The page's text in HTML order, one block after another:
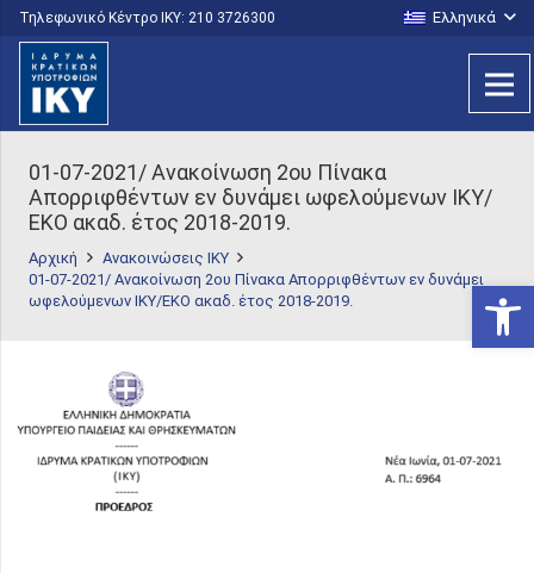
Τηλεφωνικό Κέντρο IKY: 210 3726300 Ελληνικά
01-07-2021/ Ανακοίνωση 2oυ Πίνακα
Απορριφθέντων εν δυνάμει ωφελούμενων ΙΚΥ/
ΕΚΟ ακαδ. έτος 2018-2019.
Αρχική
Ανακοινώσεις ΙΚΥ
01-07-2021/ Ανακοίνωση 2oυ Πίνακα Απορριφθέντων εν δυνάμει
ωφελούμενων ΙΚΥ/ΕΚΟ ακαδ. έτος 2018-2019.